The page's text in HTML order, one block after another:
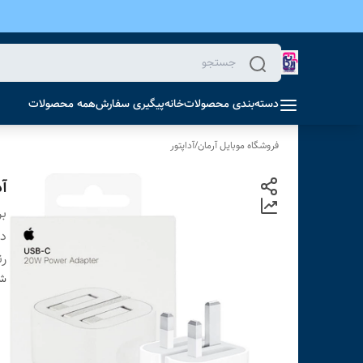
دسته‌بندی محصولاتخانهپیگیری سفارشهمه محصولات
فروشگاه موبایل آرمان/آداپتور